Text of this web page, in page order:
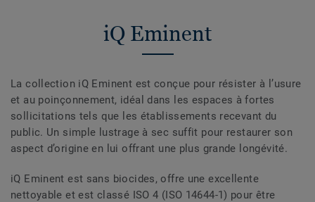
iQ Eminent
La collection iQ Eminent est conçue pour résister à l’usure
et au poinçonnement, idéal dans les espaces à fortes
sollicitations tels que les établissements recevant du
public. Un simple lustrage à sec suffit pour restaurer son
aspect d’origine en lui offrant une plus grande longévité.
iQ Eminent est sans biocides, offre une excellente
nettoyable et est classé ISO 4 (ISO 14644-1) pour être